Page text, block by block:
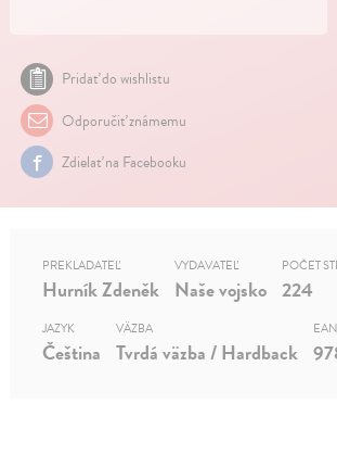
Pridať do wishlistu
Odporučiť známemu
Zdielať na Facebooku
PREKLADATEĽ
Hurník Zdeněk
VYDAVATEĽ
Naše vojsko
POČET
224
JAZYK
Čeština
VÄZBA
Tvrdá väzba / Hardback
EAN